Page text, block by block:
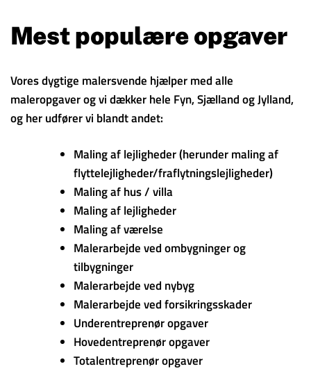
Mest populære opgaver
Vores dygtige malersvende hjælper med alle
maleropgaver og vi dækker hele Fyn, Sjælland og Jylland,
og her udfører vi blandt andet:
Maling af lejligheder (herunder maling af
flyttelejligheder/fraflytningslejligheder)
Maling af hus / villa
Maling af lejligheder
Maling af værelse
Malerarbejde ved ombygninger og
tilbygninger
Malerarbejde ved nybyg
Malerarbejde ved forsikringsskader
Underentreprenør opgaver
Hovedentreprenør opgaver
Totalentreprenør opgaver